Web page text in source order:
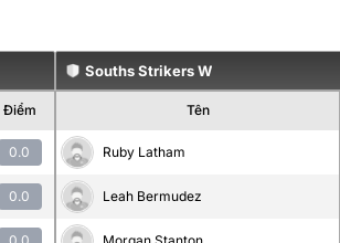
Điểm
0.0
0.0
Souths Strikers W
Tên
Ruby Latham
Leah Bermudez